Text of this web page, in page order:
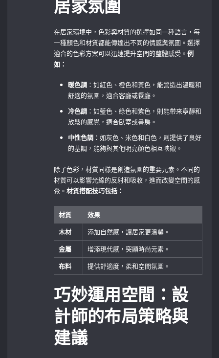
居家氛圍
在居家環境中，色彩與材質的選擇如同一種語言，每
一種顏色和材質都能傳達出不同的情感與氛圍。選擇
適合的色彩方案可以迅速提升空間的整體感受。例
如：
暖色調 ：如紅色、橙色和黃色，能營造出溫暖和
舒適的氛圍，適合客廳或餐廳。
冷色調 ：如藍色、綠色和紫色，則能带来寧靜和
放鬆的感覺，適合臥室或書房。
中性色調 ：如灰色、米色和白色，則提供了良好
的基調，能夠與其他明亮顏色相互映襯。
除了色彩，材質同樣是創造氛圍的重要元素。不同的
材質可以影響光線的反射和吸收，進而改變空間的感
覺。材質搭配技巧包括：
材質
效果
木材
添加自然感，讓居家更溫馨。
金屬
增添現代感，突顯時尚元素。
布料
提供舒適度，柔和空間氛圍。
巧妙運用空間：設
計師的布局策略與
建議